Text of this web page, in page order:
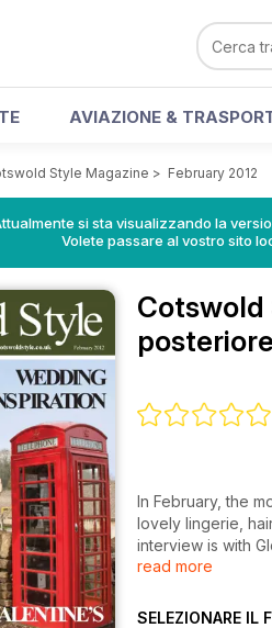
AVIAZIONE &
Style Magazine > February 2012
si sta visualizzando la
Volete passare al vostro sito
Cotswold
posteriore
In February, the
lovely lingerie,
interview is with
Antarctic with
read more
SELEZIONARE IL